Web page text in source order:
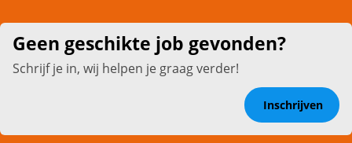
Geen geschikte job gevonden?
Schrijf je in, wij helpen je graag verder!
Inschrijven